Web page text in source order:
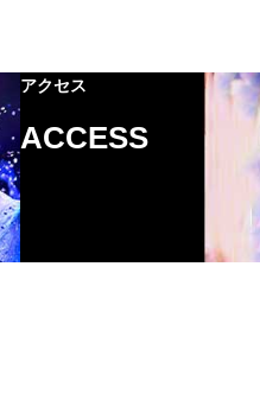
アクセス
ACCESS